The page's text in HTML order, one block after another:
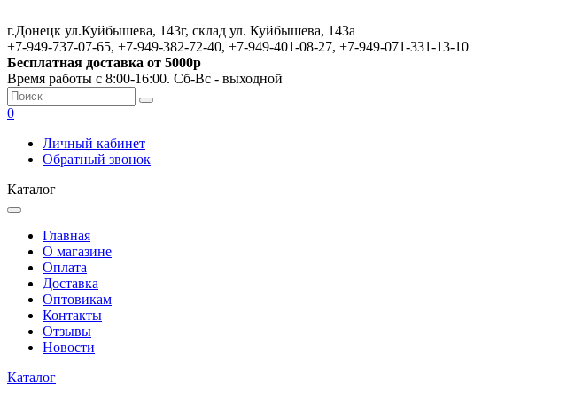
г.Донецк ул.Куйбышева, 143г, склад ул. Куйбышева, 143а
+7-949-737-07-65, +7-949-382-72-40, +7-949-401-08-27, +7-949-071-331-13-10
Бесплатная доставка от 5000р
Время работы с 8:00-16:00. Сб-Вс - выходной
0
Личный кабинет
Обратный звонок
Каталог
Главная
О магазине
Оплата
Доставка
Оптовикам
Контакты
Отзывы
Новости
Каталог